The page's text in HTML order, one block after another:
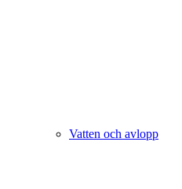
Vatten och avlopp